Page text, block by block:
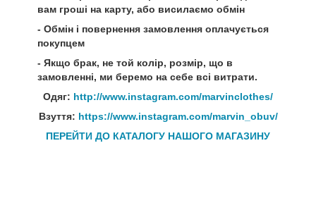
вам гроші на карту, або висилаємо обмін
- Обмін і повернення замовлення оплачується
покупцем
- Якщо брак, не той колір, розмір, що в
замовленні, ми беремо на себе всі витрати.
Одяг: http://www.instagram.com/marvinclothes/
Взуття: https://www.instagram.com/marvin_obuv/
ПЕРЕЙТИ ДО КАТАЛОГУ НАШОГО МАГАЗИНУ